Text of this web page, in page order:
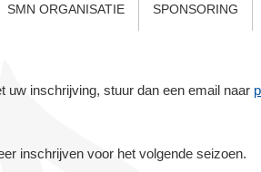
SMN ORGANISATIE SPONSORING
uw inschrijving, stuur dan een email naar
inschrijven voor het volgende seizoen.